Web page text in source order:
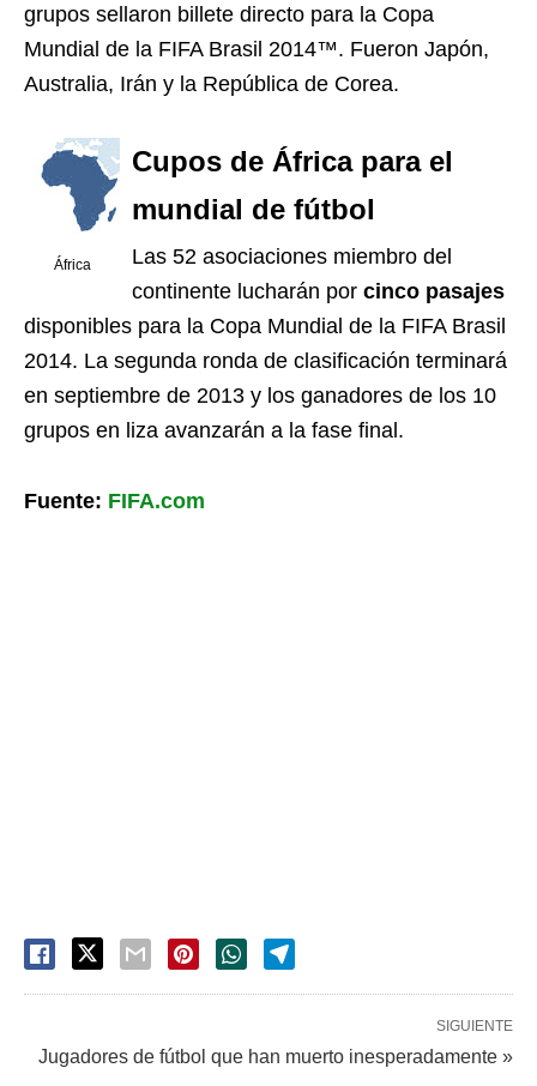
grupos sellaron billete directo para la Copa
Mundial de la FIFA Brasil 2014™. Fueron Japón,
Australia, Irán y la República de Corea.
África
Cupos de África para el
mundial de fútbol
Las 52 asociaciones miembro del
continente lucharán por cinco pasajes
disponibles para la Copa Mundial de la FIFA Brasil
2014. La segunda ronda de clasificación terminará
en septiembre de 2013 y los ganadores de los 10
grupos en liza avanzarán a la fase final.
Fuente: FIFA.com
SIGUIENTE
Jugadores de fútbol que han muerto inesperadamente »